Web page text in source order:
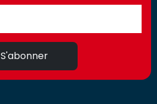
S'abonner